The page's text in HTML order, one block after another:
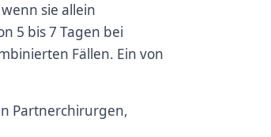
sie allein
5 bis 7 Tagen bei
Fällen. Ein von
Partnerchirurgen,